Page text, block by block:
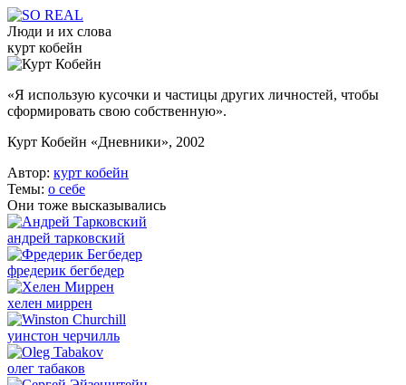
Люди и их слова
курт кобейн
«Я использую кусочки и частицы других личностей, чтобы
сформировать свою собственную».
Курт Кобейн «Дневники», 2002
Автор: курт кобейн
Темы: о себе
Они тоже высказывались
андрей тарковский
фредерик бегбедер
хелен миррен
уинстон черчилль
олег табаков